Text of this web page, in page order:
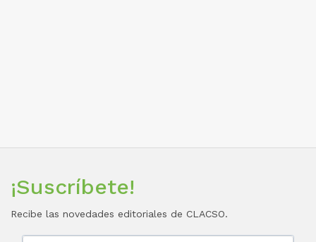
¡Suscríbete!
Recibe las novedades editoriales de CLACSO.